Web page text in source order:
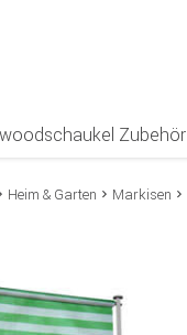
Zubehör
Heim & Garten Markisen